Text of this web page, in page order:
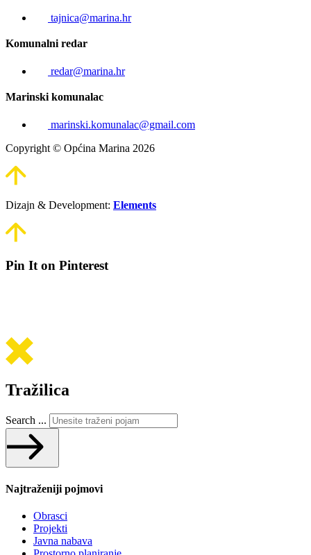
tajnica@marina.hr
Komunalni redar
redar@marina.hr
Marinski komunalac
marinski.komunalac@gmail.com
Copyright © Općina Marina 2026
Dizajn & Development: Elements
Pin It on Pinterest
Tražilica
Search ...
Najtraženiji pojmovi
Obrasci
Projekti
Javna nabava